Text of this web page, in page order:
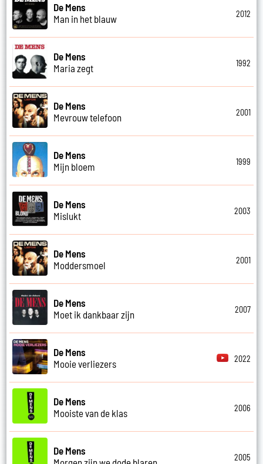
De Mens
Man in het blauw
2012
De Mens
Maria zegt
1992
De Mens
Mevrouw telefoon
2001
De Mens
Mijn bloem
1999
De Mens
Mislukt
2003
De Mens
Moddersmoel
2001
De Mens
Moet ik dankbaar zijn
2007
De Mens
Mooie verliezers
2022
De Mens
Mooiste van de klas
2006
De Mens
2005